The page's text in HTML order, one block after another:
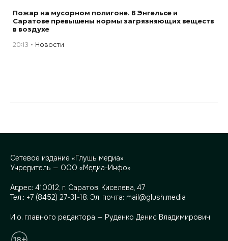
Пожар на мусорном полигоне. В Энгельсе и
Саратове превышены нормы загрязняющих веществ
в воздухе
20:13 Новости
Сетевое издание «Глушь медиа»
Учредитель — ООО «Медиа-Инфо»
Адрес: 410012, г. Саратов, Киселева, 47
Тел.: +7 (8452) 27-31-18. Эл. почта: mail@glush.media
И.о. главного редактора — Руденко Денис Владимирович